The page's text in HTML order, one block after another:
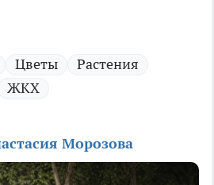
Цветы
Растения
ЖКХ
Морозова